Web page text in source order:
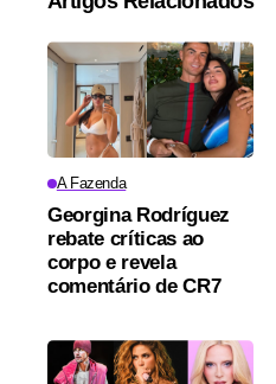
A Fazenda
Georgina Rodríguez
rebate críticas ao
corpo e revela
comentário de CR7